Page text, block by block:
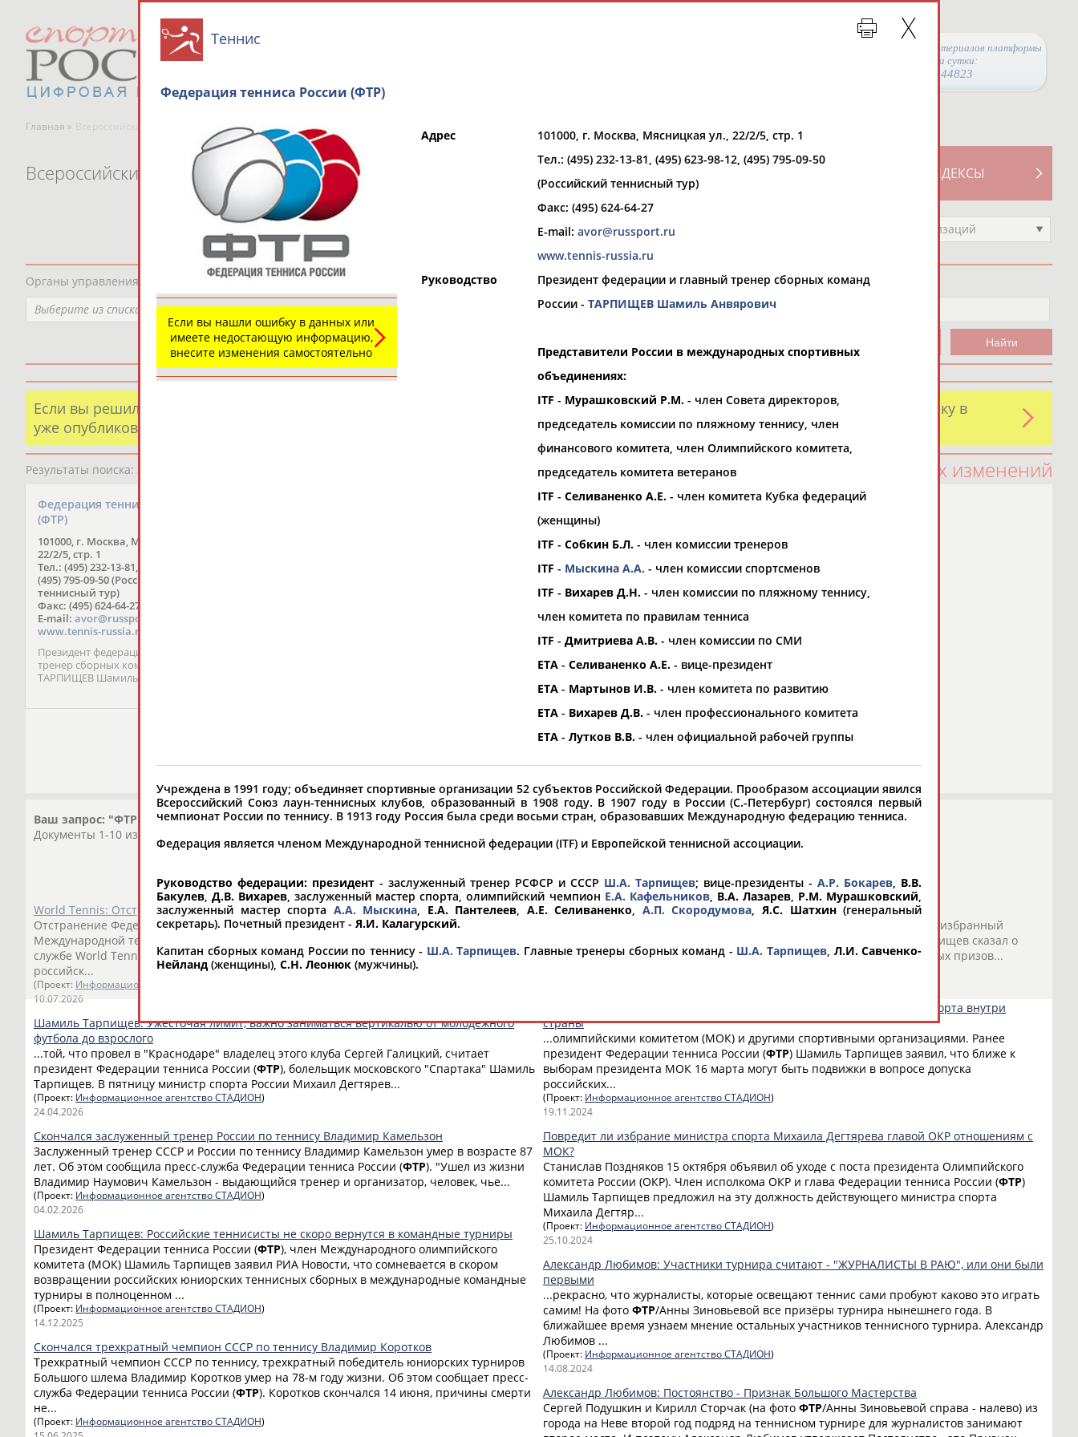
Просмотры материалов платформы
за сутки:
44823
Главная » Всероссийские спортивные организации
СВОДНЫЕ ИНДЕКСЫ
Всероссийские спортивные организации
Выберите другой тип организаций
Органы управления, федерации, ВУЗы, Академии и т.п.
Выберите из списка
Вид спорта
Выберите из списка
Если вы решили разместить информацию о хорошо известной вам спортивной организации или обнаружили какую-либо ошибку в
уже опубликованных данных и хотите ее исправить, пожалуйста, вы можете это сделать самостоятельно
Результаты поиска: 2 организаций 100 последних изменений
Федерация тенниса России
(ФТР)
101000, г. Москва, Мясницкая ул.,
22/2/5, стр. 1
Тел.: (495) 232-13-81, (495) 623-98-12,
(495) 795-09-50 (Российский
теннисный тур)
Факс: (495) 624-64-27
E-mail: avor@russport.ru
www.tennis-russia.ru
Президент федерации и главный
тренер сборных команд России -
ТАРПИЩЕВ Шамиль Анвярович
Ваш запрос: "ФТР"
Документы 1-10 из 520 найденных уникальных документов
World Tennis: Отстранение Федерации тенниса России остается в силе
Отстранение Федерации тенниса России (ФТР) от членства в World Tennis (бывшей
Международной теннисной федерации, ITF) остается в силе. Об этом заявили в пресс-
службе World Tennis. Ранее исполком МОК рекомендовал снять все ограничения с
российск...
(Проект: Информационное агентство СТАДИОН
10.07.2026
Шамиль Тарпищев: Ужесточая лимит, важно заниматься вертикалью от молодежного
футбола до взрослого
...той, что провел в "Краснодаре" владелец этого клуба Сергей Галицкий, считает
президент Федерации тенниса России (ФТР), болельщик московского "Спартака" Шамиль
Тарпищев. В пятницу министр спорта России Михаил Дегтярев...
(Проект: Информационное агентство СТАДИОН)
24.04.2026
Скончался заслуженный тренер России по теннису Владимир Камельзон
Заслуженный тренер СССР и России по теннису Владимир Камельзон умер в возрасте 87
лет. Об этом сообщила пресс-служба Федерации тенниса России (ФТР). "Ушел из жизни
Владимир Наумович Камельзон - выдающийся тренер и организатор, человек, чье...
(Проект: Информационное агентство СТАДИОН)
04.02.2026
Шамиль Тарпищев: Российские теннисисты не скоро вернутся в командные турниры
Президент Федерации тенниса России (ФТР), член Международного олимпийского
комитета (МОК) Шамиль Тарпищев заявил РИА Новости, что сомневается в скором
возвращении российских юниорских теннисных сборных в международные командные
турниры в полноценном ...
(Проект: Информационное агентство СТАДИОН)
14.12.2025
Скончался трехкратный чемпион СССР по теннису Владимир Коротков
Трехкратный чемпион СССР по теннису, трехкратный победитель юниорских турниров
Большого шлема Владимир Коротков умер на 78-м году жизни. Об этом сообщает пресс-
служба Федерации тенниса России (ФТР). Коротков скончался 14 июня, причины смерти
не...
(Проект: Информационное агентство СТАДИОН)
Это был просто космос в "Мультиспорте"
...спортивным праздником и гордостью отечественного тенниса. Переизбранный
Шамиль Тарпищев сказал о
премии следующее: "Сегодня около четырех сотен орлов — знаменитых призов...
Олег Матыцин: России нужно сформировать позицию по развитию спорта внутри
страны
...олимпийскими комитетом (МОК) и другими спортивными организациями. Ранее
президент Федерации тенниса России (ФТР) Шамиль Тарпищев заявил, что ближе к
выборам президента МОК 16 марта могут быть подвижки в вопросе допуска
российских...
(Проект: Информационное агентство СТАДИОН)
19.11.2024
Повредит ли избрание министра спорта Михаила Дегтярева главой ОКР отношениям с
МОК?
Станислав Поздняков 15 октября объявил об уходе с поста президента Олимпийского
комитета России (ОКР). Член исполкома ОКР и глава Федерации тенниса России (ФТР)
Шамиль Тарпищев предложил на эту должность действующего министра спорта
Михаила Дегтяр...
(Проект: Информационное агентство СТАДИОН)
25.10.2024
Александр Любимов: Участники турнира считают - "ЖУРНАЛИСТЫ В РАЮ", или они были
первыми
...рекрасно, что журналисты, которые освещают теннис сами пробуют каково это играть
самим! На фото ФТР/Анны Зиновьевой все призёры турнира нынешнего года. В
ближайшее время узнаем мнение остальных участников теннисного турнира. Александр
Любимов ...
(Проект: Информационное агентство СТАДИОН)
14.08.2024
Александр Любимов: Постоянство - Признак Большого Мастерства
Сергей Подушкин и Кирилл Сторчак (на фото ФТР/Анны Зиновьевой справа - налево) из
города на Неве второй год подряд на теннисном турнире для журналистов занимают
Теннис
Федерация тенниса России (ФТР)
Если вы нашли ошибку в данных или
имеете недостающую информацию,
внесите изменения самостоятельно
Адрес
101000, г. Москва, Мясницкая ул., 22/2/5, стр. 1
Тел.: (495) 232-13-81, (495) 623-98-12, (495) 795-09-50
(Российский теннисный тур)
Факс: (495) 624-64-27
E-mail: avor@russport.ru
www.tennis-russia.ru
Руководство
Президент федерации и главный тренер сборных команд
России - ТАРПИЩЕВ Шамиль Анвярович
Представители России в международных спортивных
объединениях:
ITF - Мурашковский Р.М. - член Совета директоров,
председатель комиссии по пляжному теннису, член
финансового комитета, член Олимпийского комитета,
председатель комитета ветеранов
ITF - Селиваненко А.Е. - член комитета Кубка федераций
(женщины)
ITF - Собкин Б.Л. - член комиссии тренеров
ITF - Мыскина А.А. - член комиссии спортсменов
ITF - Вихарев Д.Н. - член комиссии по пляжному теннису,
член комитета по правилам тенниса
ITF - Дмитриева А.В. - член комиссии по СМИ
ETA - Селиваненко А.Е. - вице-президент
ETA - Мартынов И.В. - член комитета по развитию
ETA - Вихарев Д.В. - член профессионального комитета
ETA - Лутков В.В. - член официальной рабочей группы
Учреждена в 1991 году; объединяет спортивные организации 52 субъектов Российской Федерации. Прообразом ассоциации явился
Всероссийский Союз лаун-теннисных клубов, образованный в 1908 году. В 1907 году в России (С.-Петербург) состоялся первый
чемпионат России по теннису. В 1913 году Россия была среди восьми стран, образовавших Международную федерацию тенниса.
Федерация является членом Международной теннисной федерации (ITF) и Европейской теннисной ассоциации.
Руководство федерации: президент - заслуженный тренер РСФСР и СССР Ш.А. Тарпищев; вице-президенты - А.Р. Бокарев, В.В.
Бакулев,Д.В. Вихарев, заслуженный мастер спорта, олимпийский чемпион Е.А. Кафельников, В.А. Лазарев, Р.М. Мурашковский,
заслуженный мастер спорта А.А. Мыскина, Е.А. Пантелеев, А.Е. Селиваненко, А.П. Скородумова, Я.С. Шатхин(генеральный
секретарь). Почетный президент - Я.И. Калагурский.
Капитан сборных команд России по теннису - Ш.А. Тарпищев. Главные тренеры сборных команд - Ш.А. Тарпищев, Л.И. Савченко-
Нейланд (женщины), С.Н. Леонюк (мужчины).